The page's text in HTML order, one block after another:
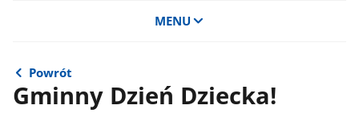
MENU
Powrót
Gminny Dzień Dziecka!